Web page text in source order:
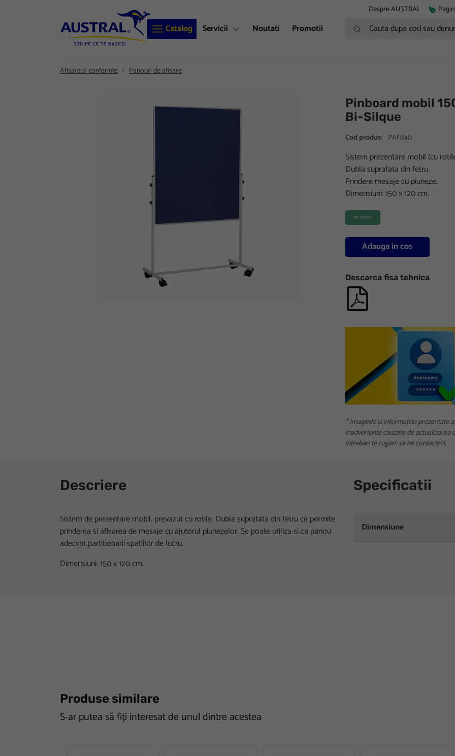
Despre AUSTRAL
Catalog Servicii Noutati Promotii Cauta dupa cod sau denumire
Afisare si conferinte Panouri de afisare
Pinboard mobil
Bi-Silque
Cod produs: PAF040
Sistem prezentare mobil (cu
Dubla suprafata din fetru.
Prindere mesaje cu piuneze.
Dimensiuni: 150 x 120 cm.
in stoc
Adauga in cos
Descarca fisa tehnica
* Imaginile si informatiile prezentate
inadvertente cauzate de
intrebari te rugam sa ne contactezi.
Descriere
Sistem de prezentare mobil, prevazut cu rotile. Dubla suprafata din fetru ce permite
prinderea si afisarea de mesaje cu ajutorul piunezelor. Se poate utiliza si ca panou
adecvat partitionarii spatiilor de lucru.
Dimensiuni: 150 x 120 cm.
Specificatii
Dimensiune
Produse similare
S-ar putea să fiți interesat de unul dintre acestea